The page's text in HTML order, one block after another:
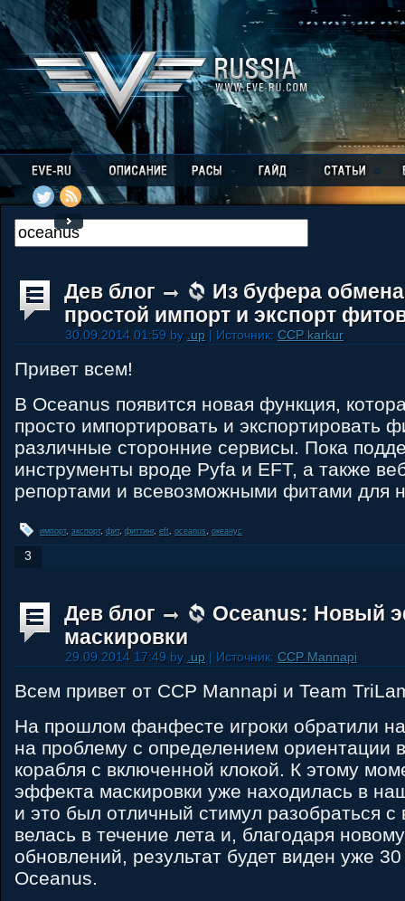
Дев блог
Из буфера
простой импорт и экспорт
30.09.2014 01:59 by .up | Источник: CCP karkur
Привет всем!
В Oceanus появится новая функция,
просто импортировать и экспортировать
различные сторонние сервисы. Пока
инструменты вроде Pyfa и EFT, а также
репортами и всевозможными фитами для
импорт, экспорт, фит, фиттинг, eft, oceanus, океанус
3
Дев блог
Oceanus: Новый
маскировки
29.09.2014 17:49 by .up | Источник: CCP Mannapi
Всем привет от CCP Mannapi и Team
На прошлом фанфесте игроки обратили
на проблему с определением ориентации
корабля с включенной клокой. К этому
эффекта маскировки уже находилась в
и это был отличный стимул разобраться
велась в течение лета и, благодаря
обновлений, результат будет виден уже
Oceanus.